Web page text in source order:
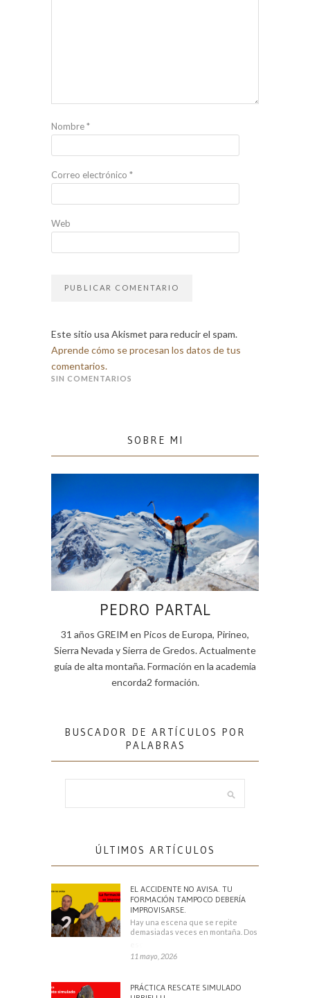
Nombre*
Correo electrónico *
Web
Este sitio usa Akismet para reducir el spam.
Aprende cómo se procesan los datos de tus
comentarios.
SIN COMENTARIOS
SOBRE MI
PEDRO PARTAL
31 años GREIM en Picos de Europa, Pirineo,
Sierra Nevada y Sierra de Gredos. Actualmente
guía de alta montaña. Formación en la academia
encorda2 formación.
BUSCADOR DE ARTÍCULOS POR
PALABRAS
ÚLTIMOS ARTÍCULOS
EL ACCIDENTE NO AVISA. TU
FORMACIÓN TAMPOCO DEBERÍA
IMPROVISARSE.
Hay una escena que se repite
demasiadas veces en montaña. Dos
11 mayo, 2026
PRÁCTICA RESCATE SIMULADO